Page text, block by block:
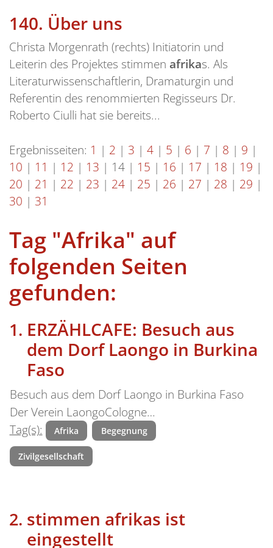
140. Über uns
Christa Morgenrath (rechts) Initiatorin und
Leiterin des Projektes stimmen afrikas. Als
Literaturwissenschaftlerin, Dramaturgin und
Referentin des renommierten Regisseurs Dr.
Roberto Ciulli hat sie bereits...
Ergebnisseiten: 1 | 2 | 3 | 4 | 5 | 6 | 7 | 8 | 9 |
10 | 11 | 12 | 13 | 14 | 15 | 16 | 17 | 18 | 19 |
20 | 21 | 22 | 23 | 24 | 25 | 26 | 27 | 28 | 29 |
30 | 31
Tag "Afrika" auf
folgenden Seiten
gefunden:
ERZÄHLCAFE: Besuch aus
dem Dorf Laongo in Burkina
Faso
Besuch aus dem Dorf Laongo in Burkina Faso
Der Verein LaongoCologne…
Tag(s):
Afrika Begegnung
Zivilgesellschaft
stimmen afrikas ist
eingestellt